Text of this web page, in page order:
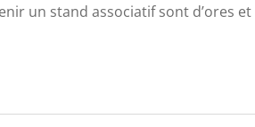
un stand associatif sont d’ores